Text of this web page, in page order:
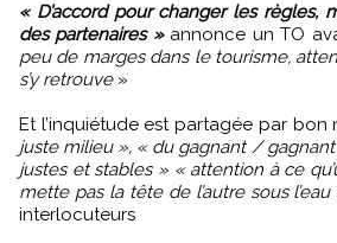
« D’accord pour changer les règles,
des partenaires »annonce un TO
peu de marges dans le tourisme,
s’y retrouve»
Et l’inquiétude est partagée par bon
juste milieu », « du gagnant /
justes et stables » « attention à ce
mette pas la tête de l’autre sous l’eau
interlocuteurs